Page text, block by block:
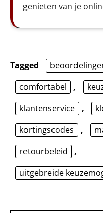
genieten van je
Tagged
comfortabel
,
klantenservice
,
kortingscodes
,
retourbeleid
,
uitgebreide